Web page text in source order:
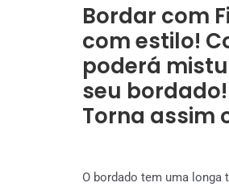
Bordar com
com estilo!
poderá
seu bordado!
Torna assim
O bordado tem uma